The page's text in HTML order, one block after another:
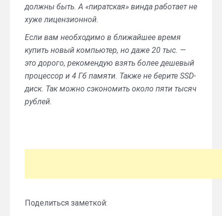
должны быть. А «пиратская» винда работает не
хуже лицензионной.
Если вам необходимо в ближайшее время
купить новый компьютер, но даже 20 тыс. —
это дорого, рекомендую взять более дешевый
процессор и 4 Гб памяти. Также не берите SSD-
диск. Так можно сэкономить около пяти тысяч
рублей.
Поделиться заметкой: